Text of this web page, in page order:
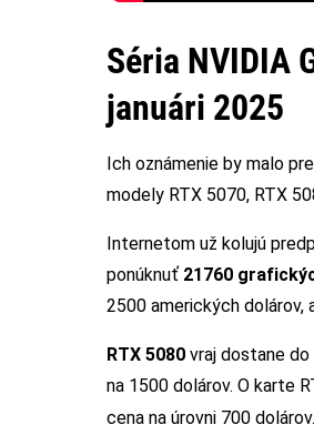
Séria NVIDIA
januári 2025
Ich oznámenie by malo
modely RTX 5070, RTX
Internetom už kolujú
ponúknuť 21760
2500 amerických dolárov,
RTX 5080 vraj dostane do
na 1500 dolárov. O karte
cena na úrovni 700